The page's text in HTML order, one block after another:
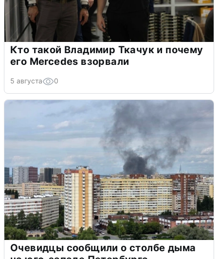
Кто такой Владимир Ткачук и почему
его Mercedes взорвали
5 августа 0
Очевидцы сообщили о столбе дыма